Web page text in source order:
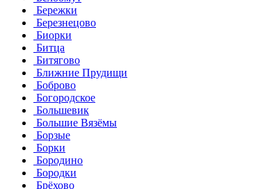
Бережки
Березнецово
Биорки
Битца
Битягово
Ближние Прудищи
Боброво
Богородское
Большевик
Большие Вязёмы
Борзые
Борки
Бородино
Бородки
Брёхово